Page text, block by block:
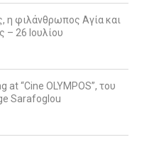
η φιλάνθρωπος Αγία και
– 26 Ιουλίου
“Cine OLYMPOS”, του
Sarafoglou